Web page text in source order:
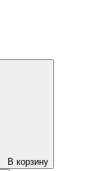
В корзину